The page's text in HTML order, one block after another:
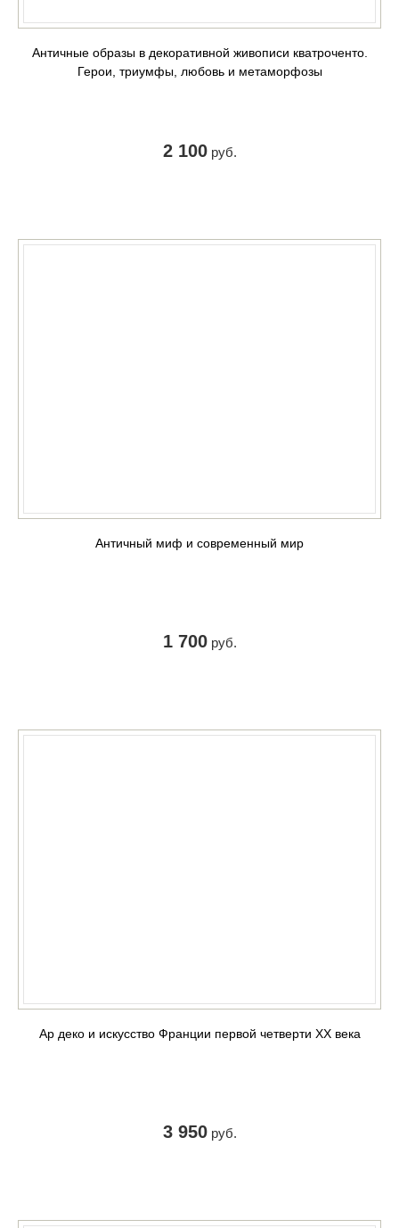
Античные образы в декоративной живописи кватроченто.
Герои, триумфы, любовь и метаморфозы
2 100руб.
Античный миф и современный мир
1 700руб.
Ар деко и искусство Франции первой четверти XX века
3 950руб.